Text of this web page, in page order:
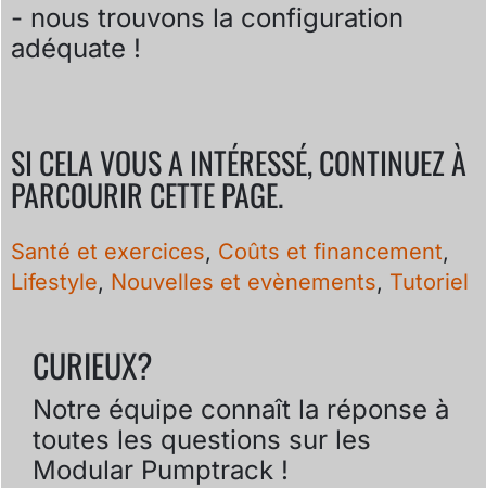
- nous trouvons la configuration
adéquate !
SI CELA VOUS A INTÉRESSÉ, CONTINUEZ À
PARCOURIR CETTE PAGE.
Santé et exercices, Coûts et financement,
Lifestyle, Nouvelles et evènements, Tutoriel
CURIEUX?
Notre équipe connaît la réponse à
toutes les questions sur les
Modular Pumptrack !